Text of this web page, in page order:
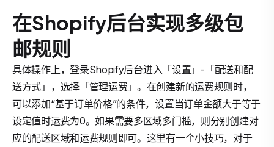
在Shopify后台实现多级包
邮规则
具体操作上，登录Shopify后台进入「设置」-「配送和配
送方式」，选择「管理运费」。在创建新的运费规则时，
可以添加“基于订单价格”的条件，设置当订单金额大于等于
设定值时运费为0。如果需要多区域多门槛，则分别创建对
应的配送区域和运费规则即可。这里有一个小技巧，对于